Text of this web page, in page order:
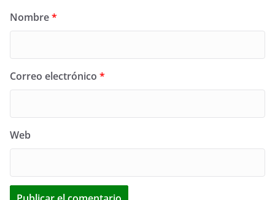
Nombre*
Correo electrónico *
Web